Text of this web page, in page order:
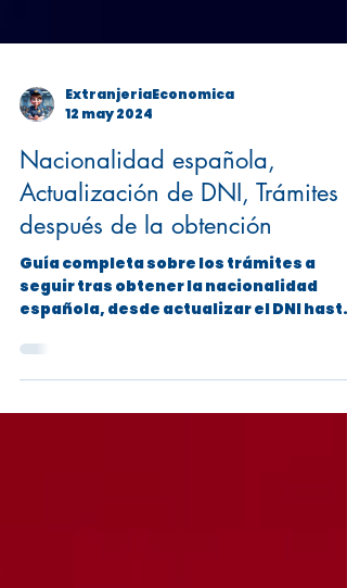
ExtranjeriaEconomica
12 may 2024
Nacionalidad española,
Actualización de DNI, Trámites
después de la obtención
seguir tras obtener la nacionalidad
española, desde actualizar el DNI hasta